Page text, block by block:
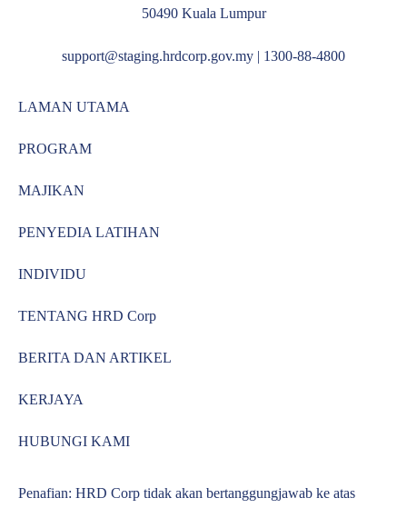
50490 Kuala Lumpur
support@staging.hrdcorp.gov.my | 1300-88-4800
LAMAN UTAMA
PROGRAM
MAJIKAN
PENYEDIA LATIHAN
INDIVIDU
TENTANG HRD Corp
BERITA DAN ARTIKEL
KERJAYA
HUBUNGI KAMI
Penafian: HRD Corp tidak akan bertanggungjawab ke atas